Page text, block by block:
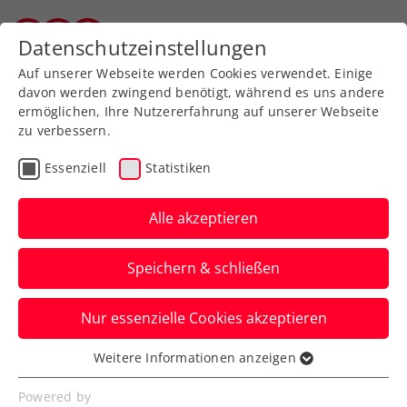
Zurück zur Newsübersicht
VR-Tennis
Österreichs Tenniselite
bei den win2day Open
Tennis
Staatsmeisterschaften
In Oberpullendorf schlagen heuer unter
Datenschutzeinstellungen
Auf unserer Webseite werden Cookies verwendet. Einige
davon werden zwingend benötigt, während es uns andere
ermöglichen, Ihre Nutzererfahrung auf unserer Webseite
zu verbessern.
Essenziell Statistiken
Alle akzeptieren
Speichern & schließen
Nur essenzielle Cookies akzeptieren
Essenziell
Essenzielle Cookies werden für grundlegende
Weitere Informationen anzeigen
Powered by